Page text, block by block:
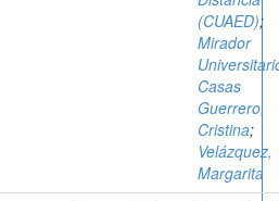
(CUAED);
Mirador
Casas
Guerrero,
Cristina;
Velázquez,
Margarita